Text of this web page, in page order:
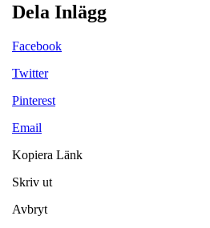
Dela Inlägg
Facebook
Twitter
Pinterest
Email
Kopiera Länk
Skriv ut
Avbryt